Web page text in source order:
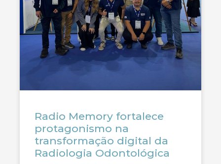
Radio Memory fortalece
protagonismo na
transformação digital da
Radiologia Odontológica